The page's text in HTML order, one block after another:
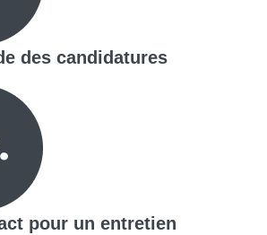
des candidatures
pour un entretien